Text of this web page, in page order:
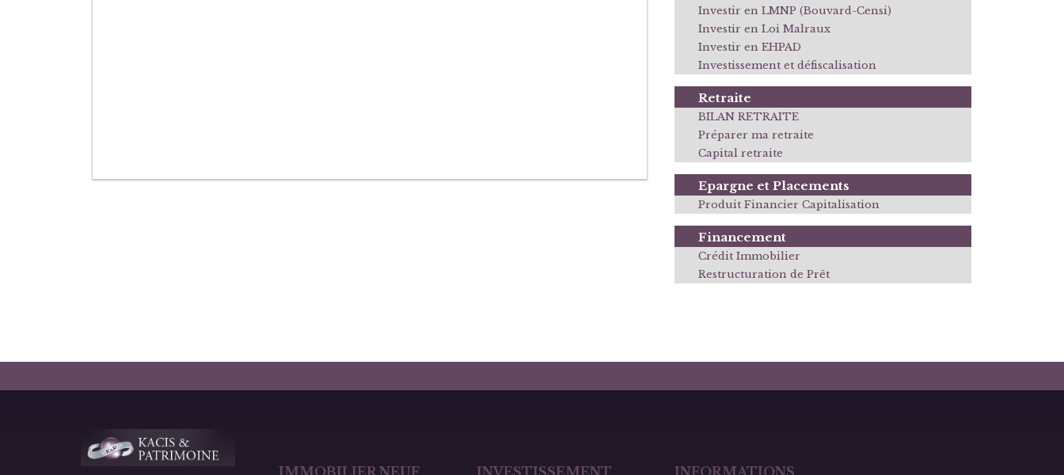
Investir en LMNP (Bouvard-Censi)
Investir en Loi Malraux
Investir en EHPAD
Investissement et défiscalisation
Retraite
BILAN RETRAITE
Préparer ma retraite
Capital retraite
Epargne et Placements
Produit Financier Capitalisation
Financement
Crédit Immobilier
Restructuration de Prêt
IMMOBILIER NEUF INVESTISSEMENT INFORMATIONS